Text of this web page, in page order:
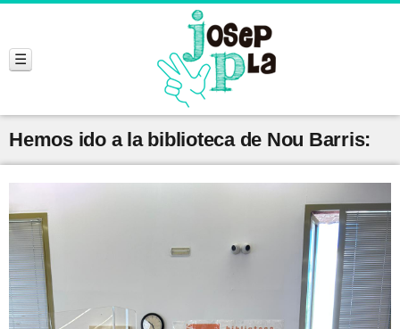
Hemos ido a la biblioteca de Nou Barris: